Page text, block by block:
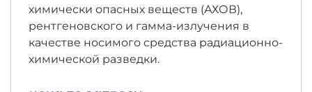
химически опасных веществ (АХОВ),
рентгеновского и гамма-излучения в
качестве носимого средства радиационно-
химической разведки.